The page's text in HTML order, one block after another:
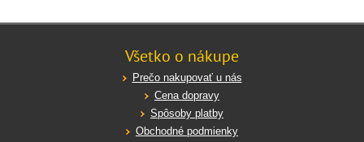
Všetko o nákupe
Prečo nakupovať u nás
Cena dopravy
Spôsoby platby
Obchodné podmienky